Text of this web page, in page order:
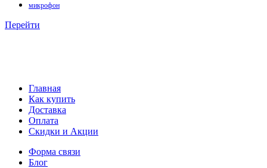
микрофон
Перейти
Главная
Как купить
Доставка
Оплата
Скидки и Акции
Форма связи
Блог